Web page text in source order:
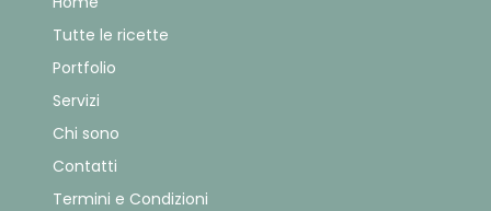
Tutte le ricette
Portfolio
Servizi
Chi sono
Contatti
Termini e Condizioni